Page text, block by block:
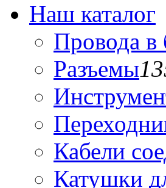
Наш каталог
Провода в
Разъемы
Кабели
Катушки